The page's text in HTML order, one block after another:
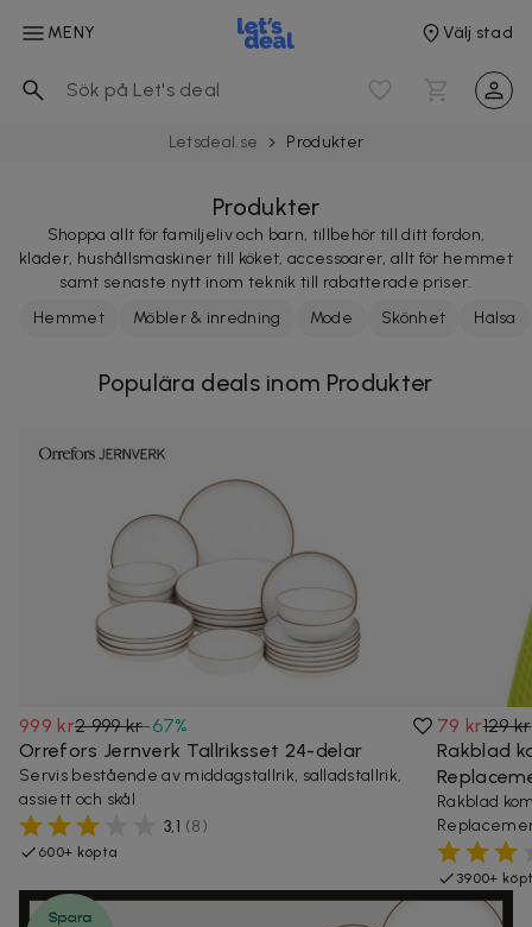
MENY Välj stad
Letsdeal.se Produkter
Produkter
Shoppa allt för familjeliv och barn, tillbehör till ditt fordon,
kläder, hushållsmaskiner till köket, accessoarer, allt för hemmet
samt senaste nytt inom teknik till rabatterade priser.
Hemmet
Möbler & inredning Mode Skönhet Hälsa
Populära deals inom Produkter
999 kr2 999 kr-67%
Orrefors Jernverk Tallriksset 24-delar
Servis bestående av middagstallrik, salladstallrik,
assiett och skål
3,1 (8)
600+ köpta
79 kr129 kr
Rakblad
Rakblad
3900+